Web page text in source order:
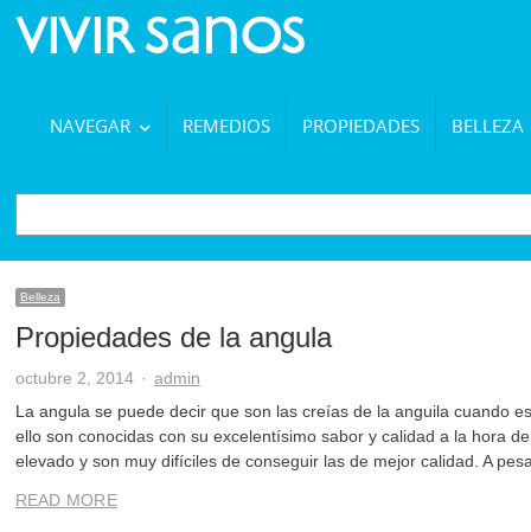
NAVEGAR REMEDIOS PROPIEDADES BELLEZA
BUSCAR
Belleza
Propiedades de la angula
octubre 2, 2014 Author
admin
La angula se puede decir que son las creías de la anguila cuando
ello son conocidas con su excelentísimo sabor y calidad a la hora
elevado y son muy difíciles de conseguir las de mejor calidad. A
READ MORE